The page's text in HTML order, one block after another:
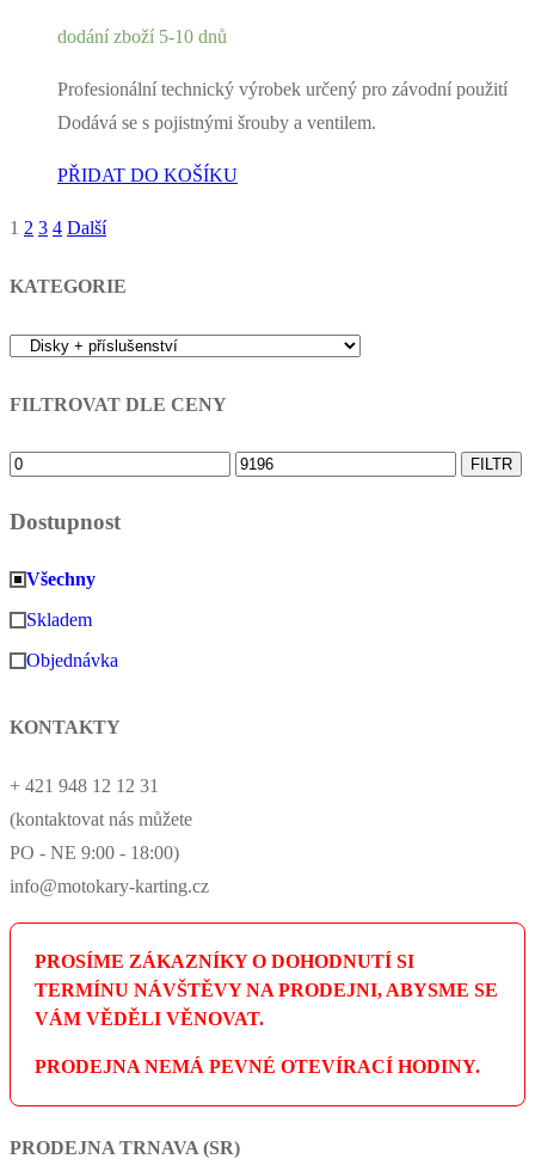
dodání zboží 5-10 dnů
Profesionální technický výrobek určený pro závodní použití
Dodává se s pojistnými šrouby a ventilem.
PŘIDAT DO KOŠÍKU
Stránkování
příspěvků
1 2 3 4 Další
KATEGORIE
FILTROVAT DLE CENY
Minimální
Maximální
FILTR
Dostupnost
Všechny
Skladem
Objednávka
KONTAKTY
+ 421 948 12 12 31
(kontaktovat nás můžete
PO - NE 9:00 - 18:00)
info@motokary-karting.cz
PROSÍME ZÁKAZNÍKY O DOHODNUTÍ SI
TERMÍNU NÁVŠTĚVY NA PRODEJNI, ABYSME SE
VÁM VĚDĚLI VĚNOVAT.
PRODEJNA NEMÁ PEVNÉ OTEVÍRACÍ HODINY.
PRODEJNA TRNAVA (SR)